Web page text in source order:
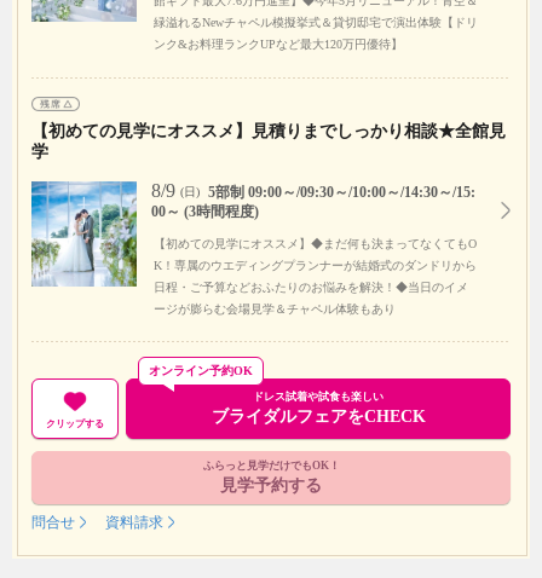
緑溢れるNewチャペル模擬挙式＆貸切邸宅で演出体験【ドリ
ンク&お料理ランクUPなど最大120万円優待】
【初めての見学にオススメ】見積りまでしっかり相談★全館見
学
8/9 (日)
5部制 09:00～/09:30～/10:00～/14:30～/15:
00～ (3時間程度)
【初めての見学にオススメ】◆まだ何も決まってなくてもO
K！専属のウエディングプランナーが結婚式のダンドリから
日程・ご予算などおふたりのお悩みを解決！◆当日のイメ
ージが膨らむ会場見学＆チャペル体験もあり
クリップする
ドレス試着や試食も楽しい
ブライダルフェアをCHECK
オンライン予約OK
ふらっと見学だけでもOK！
見学予約する
問合せ 資料請求